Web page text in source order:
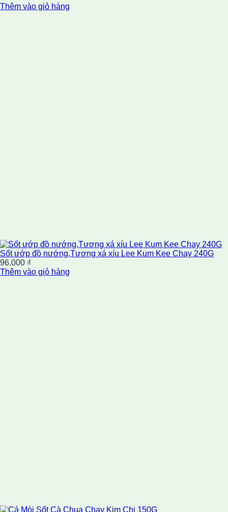
Thêm vào giỏ hàng
Sốt ướp đồ nướng,Tương xá xíu Lee Kum Kee Chay 240G
96.000 ₫
Thêm vào giỏ hàng